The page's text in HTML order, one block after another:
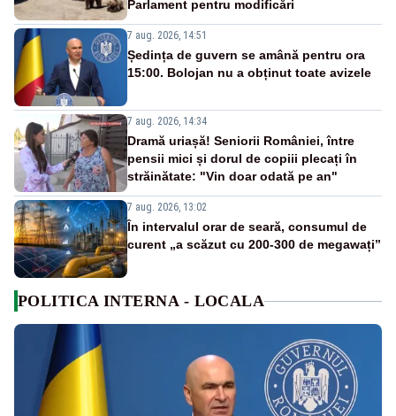
Parlament pentru modificări
7 aug. 2026, 14:51
Ședința de guvern se amână pentru ora
15:00. Bolojan nu a obținut toate avizele
7 aug. 2026, 14:34
Dramă uriașă! Seniorii României, între
pensii mici și dorul de copiii plecați în
străinătate: "Vin doar odată pe an"
7 aug. 2026, 13:02
În intervalul orar de seară, consumul de
curent „a scăzut cu 200-300 de megawați”
POLITICA INTERNA - LOCALA